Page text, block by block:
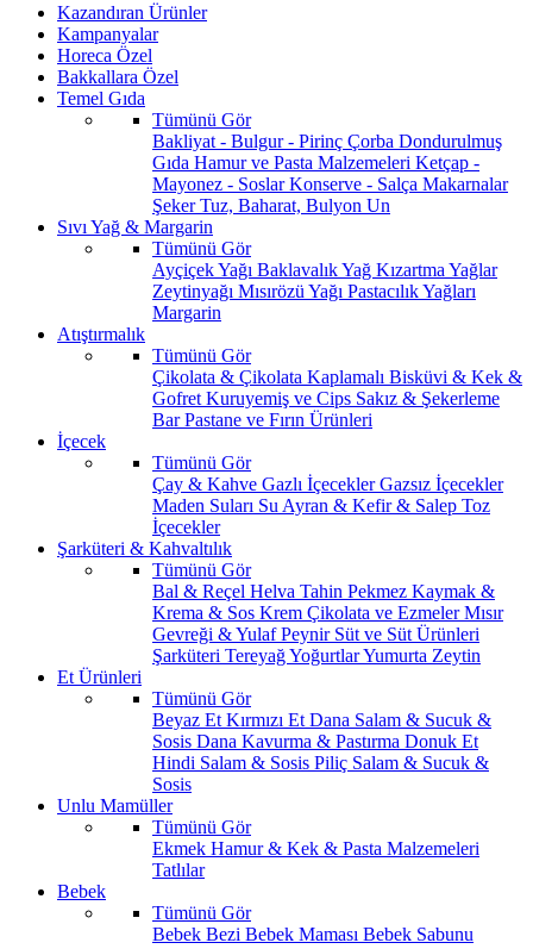
Kazandıran Ürünler
Kampanyalar
Horeca Özel
Bakkallara Özel
Temel Gıda
Tümünü Gör
Bakliyat - Bulgur - Pirinç Çorba Dondurulmuş
Gıda Hamur ve Pasta Malzemeleri Ketçap -
Mayonez - SoslarKonserve - Salça Makarnalar
ŞekerTuz, Baharat, Bulyon Un
Sıvı Yağ & Margarin
Tümünü Gör
Ayçiçek Yağı Baklavalık Yağ Kızartma Yağlar
Zeytinyağı Mısırözü Yağı Pastacılık Yağları
Margarin
Atıştırmalık
Tümünü Gör
Çikolata & Çikolata Kaplamalı Bisküvi & Kek &
Gofret Kuruyemiş ve Cips Sakız & Şekerleme
BarPastane ve Fırın Ürünleri
İçecek
Tümünü Gör
Çay & Kahve Gazlı İçeceklerGazsız İçecekler
Maden Suları Su Ayran & Kefir & Salep Toz
İçecekler
Şarküteri & Kahvaltılık
Tümünü Gör
Bal & Reçel Helva Tahin Pekmez Kaymak &
Krema & Sos Krem Çikolata ve EzmelerMısır
Gevreği & YulafPeynir Süt ve Süt Ürünleri
Şarküteri TereyağYoğurtlarYumurta Zeytin
Et Ürünleri
Tümünü Gör
Beyaz Et Kırmızı Et Dana Salam & Sucuk &
Sosis Dana Kavurma & Pastırma Donuk Et
Hindi Salam & Sosis Piliç Salam & Sucuk &
Sosis
Unlu Mamüller
Tümünü Gör
Ekmek Hamur & Kek & Pasta Malzemeleri
Tatlılar
Bebek
Tümünü Gör
Bebek Bezi Bebek Maması Bebek Sabunu